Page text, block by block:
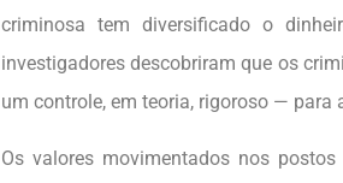
criminosa tem diversificado o
investigadores descobriram que os
um controle, em teoria, rigoroso — para
Os valores movimentados nos